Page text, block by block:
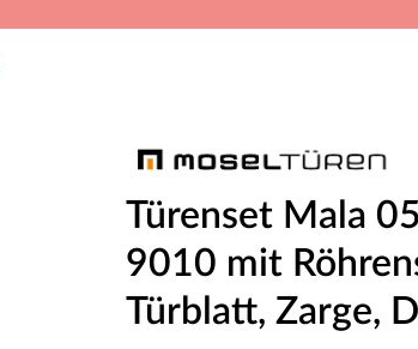
Türenset Mala
9010 mit
Türblatt, Zarge,